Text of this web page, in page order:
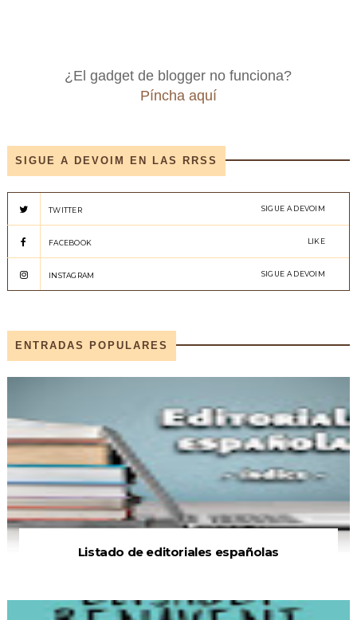
¿El gadget de blogger no funciona?
Píncha aquí
SIGUE A DEVOIM EN LAS RRSS
TWITTER SIGUE A DEVOIM
FACEBOOK LIKE
INSTAGRAM SIGUE A DEVOIM
ENTRADAS POPULARES
Listado de editoriales españolas